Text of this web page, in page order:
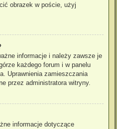
obrazek w poście, użyj
informacje i należy zawsze je
każdego forum i w panelu
Uprawnienia zamieszczania
przez administratora witryny.
informacje dotyczące